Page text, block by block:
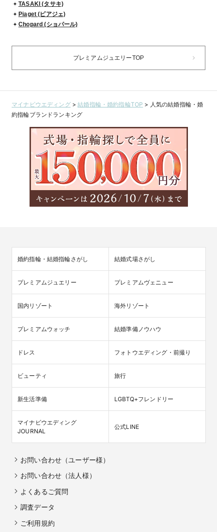
TASAKI (タサキ)
Piaget (ピアジェ)
Chopard (ショパール)
プレミアムジュエリーTOP
マイナビウエディング>結婚指輪・婚約指輪TOP > 人気の結婚指輪・婚
約指輪ブランドランキング
婚約指輪・結婚指輪さがし 結婚式場さがし
プレミアムジュエリー プレミアムヴェニュー
国内リゾート 海外リゾート
プレミアムウォッチ 結婚準備ノウハウ
ドレス フォトウエディング・前撮り
ビューティ 旅行
新生活準備 LGBTQ+フレンドリー
マイナビウエディング
JOURNAL
公式LINE
お問い合わせ（ユーザー様）
お問い合わせ（法人様）
よくあるご質問
調査データ
ご利用規約